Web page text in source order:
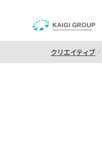
クリエイティブ